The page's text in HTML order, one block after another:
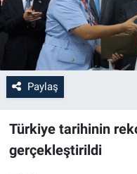
Paylaş
Türkiye tarihinin
gerçekleştirildi
Ekonomi
Dünya
Teknoloji
Magazin